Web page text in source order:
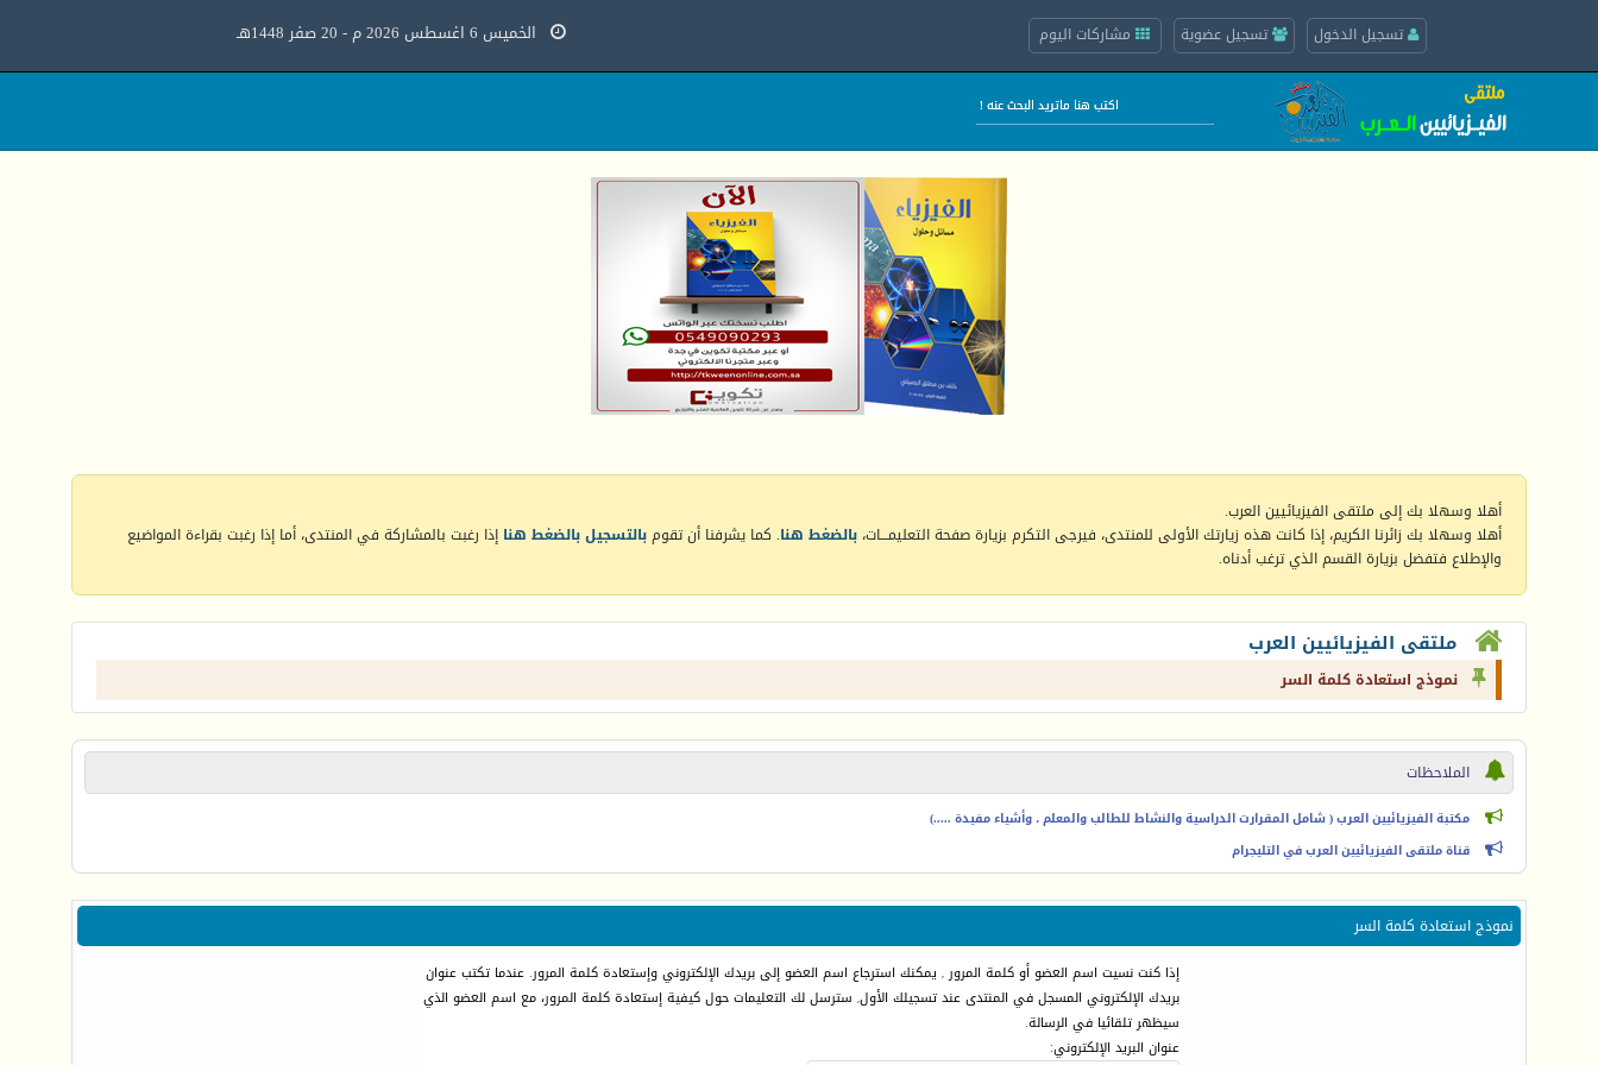
تسجيل الدخول تسجيل عضوية مشاركات اليوم الخميس 6 اغسطس 2026 م - 20 صفر 1448هـ
أهلا وسهلا بك إلى ملتقى الفيزيائيين العرب.
أهلا وسهلا بك زائرنا الكريم، إذا كانت هذه زيارتك الأولى للمنتدى، فيرجى التكرم بزيارة صفحة التعليمـــات، بالضغط هنا. كما يشرفنا أن تقومبالتسجيل بالضغط هنا إذا رغبت بالمشاركة في المنتدى، أما إذا رغبت بقراءة المواضيع
والإطلاع فتفضل بزيارة القسم الذي ترغب أدناه.
ملتقى الفيزيائيين العرب
نموذج استعادة كلمة السر
الملاحظات
مكتبة الفيزيائيين العرب ( شامل المقرارت الدراسية والنشاط للطالب والمعلم ، وأشياء مفيدة .....)
قناة ملتقى الفيزيائيين العرب في التليجرام
نموذج استعادة كلمة السر
إذا كنت نسيت اسم العضو أو كلمة المرور , يمكنك استرجاع اسم العضو إلى بريدك الإلكتروني وإستعادة كلمة المرور. عندما تكتب عنوان
بريدك الإلكتروني المسجل في المنتدى عند تسجيلك الأول, سترسل لك التعليمات حول كيفية إستعادة كلمة المرور، مع اسم العضو الذي
سيظهر تلقائيا في الرسالة.
عنوان البريد الإلكتروني: